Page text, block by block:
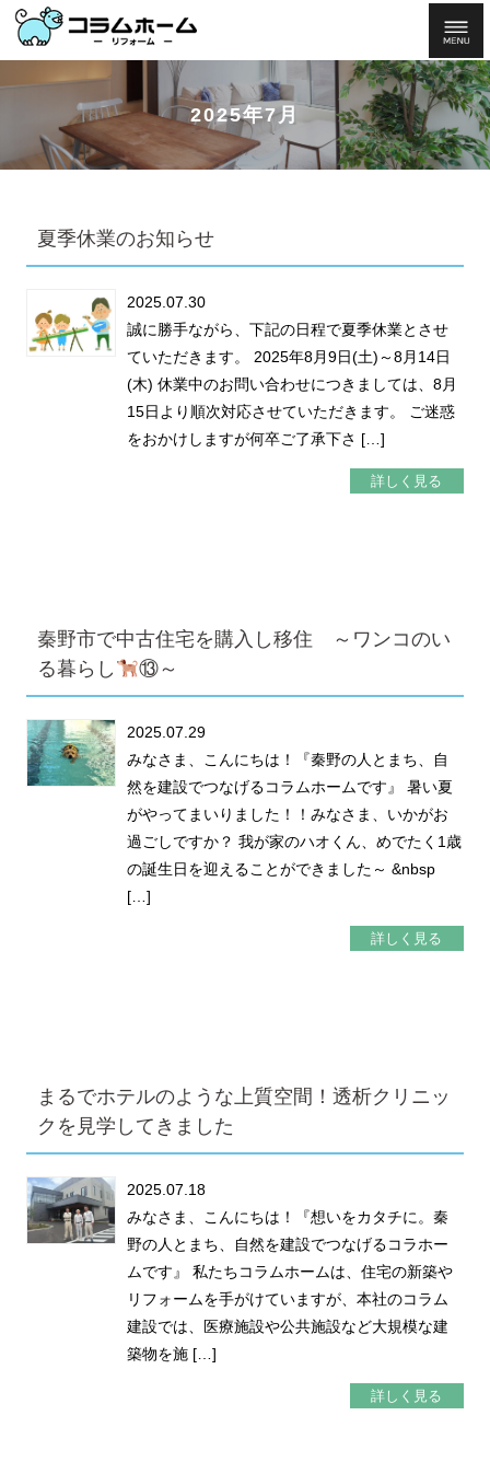
2025年7月
夏季休業のお知らせ
2025.07.30
誠に勝手ながら、下記の日程で夏季休業とさせ
ていただきます。 2025年8月9日(土)～8月14日
(木) 休業中のお問い合わせにつきましては、8月
15日より順次対応させていただきます。 ご迷惑
をおかけしますが何卒ご了承下さ […]
詳しく見る
秦野市で中古住宅を購入し移住 ～ワンコのい
る暮らし
⑬～
2025.07.29
みなさま、こんにちは！『秦野の人とまち、自
然を建設でつなげるコラムホームです』 暑い夏
がやってまいりました！！みなさま、いかがお
過ごしですか？ 我が家のハオくん、めでたく1歳
の誕生日を迎えることができました～ &nbsp
[…]
詳しく見る
まるでホテルのような上質空間！透析クリニッ
クを見学してきました
2025.07.18
みなさま、こんにちは！『想いをカタチに。秦
野の人とまち、自然を建設でつなげるコラホー
ムです』 私たちコラムホームは、住宅の新築や
リフォームを手がけていますが、本社のコラム
建設では、医療施設や公共施設など大規模な建
築物を施 […]
詳しく見る